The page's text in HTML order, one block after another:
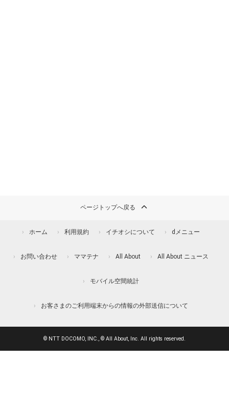
ページトップへ戻る
ホーム 利用規約 イチオシについて dメニュー
お問い合わせ ママテナ All About All About ニュース
モバイル空間統計
お客さまのご利用端末からの情報の外部送信について
© NTT DOCOMO, INC., © All About, Inc. All rights reserved.